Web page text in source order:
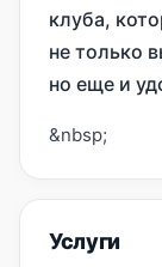
клуба,
не только
но еще и
&nbsp;
Услуги